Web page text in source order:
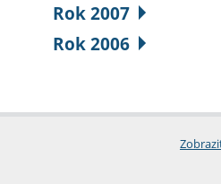
Rok 2007
Rok 2006